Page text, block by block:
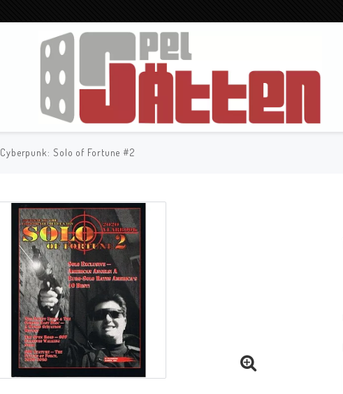
Cyberpunk: Solo of Fortune #2